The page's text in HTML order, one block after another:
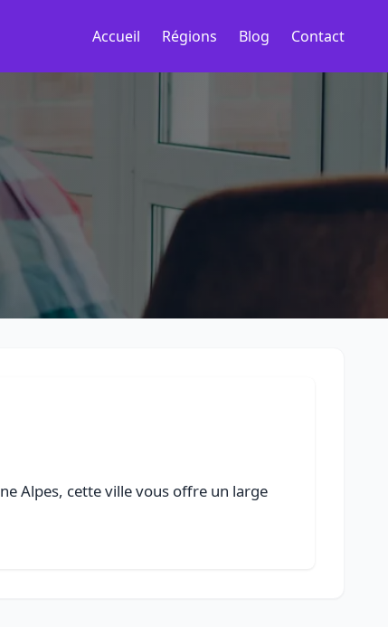
Accueil Régions Blog Contact
Alpes, cette ville vous offre un large